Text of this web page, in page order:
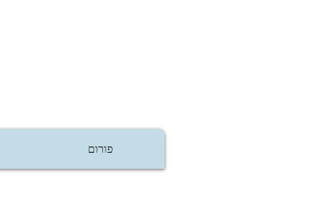
פורום